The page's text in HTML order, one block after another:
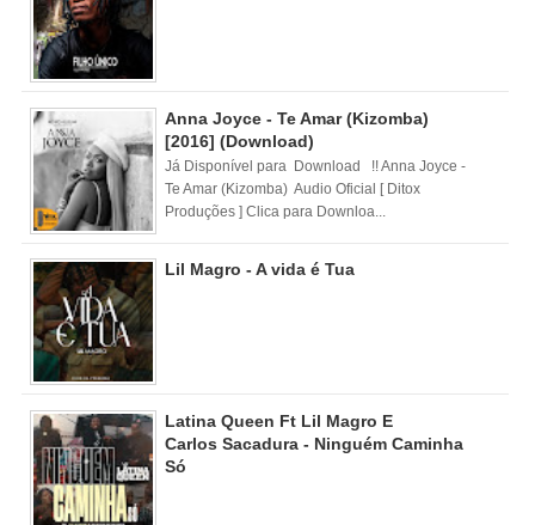
Anna Joyce - Te Amar (Kizomba)
[2016] (Download)
Já Disponível para Download !! Anna Joyce -
Te Amar (Kizomba) Audio Oficial [ Ditox
Produções ] Clica para Downloa...
Lil Magro - A vida é Tua
Latina Queen Ft Lil Magro E
Carlos Sacadura - Ninguém Caminha
Só